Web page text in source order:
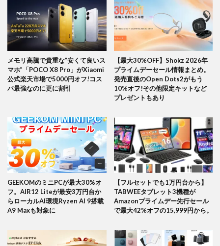
メモリ高騰で貴重な”安くて良いス
マホ”「POCO X8 Pro」がXiaomi
公式楽天市場で5000円オフ!コス
パ最強なのに更に割引
【最大30%OFF】Shokz 2026年
プライムデーセール情報まとめ。
発売直後のOpen Dots2がもう
10%オフ!その他限定キットなど
プレゼントもあり
GEEKOMのミニPCが最大30%オ
フ。AIR12 Liteが最安3万円台か
らローカルAI環境Ryzen AI 9搭載
A9 Maxも対象に
【フルセットでも1万円台から】
TABWEEタブレット3機種が
Amazonプライムデー先行セール
で最大42%オフの15,999円から。